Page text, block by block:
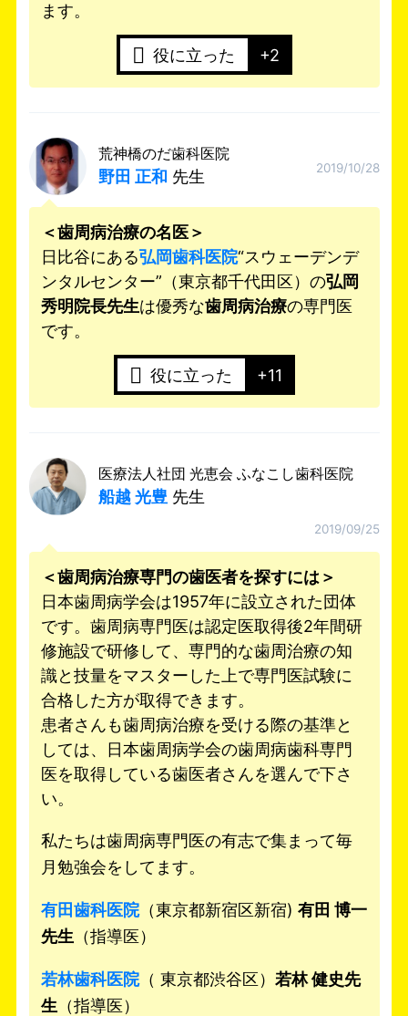
ます。
役に立った +2
荒神橋のだ歯科医院
野田 正和 先生 2019/10/28
＜歯周病治療の名医＞
日比谷にある弘岡歯科医院“スウェーデンデ
ンタルセンター”（東京都千代田区）の弘岡
秀明院長先生は優秀な歯周病治療の専門医
です。
役に立った +11
医療法人社団 光恵会 ふなこし歯科医院
船越 光豊 先生
2019/09/25
＜歯周病治療専門の歯医者を探すには＞
日本歯周病学会は1957年に設立された団体
です。歯周病専門医は認定医取得後2年間研
修施設で研修して、専門的な歯周治療の知
識と技量をマスターした上で専門医試験に
合格した方が取得できます。
患者さんも歯周病治療を受ける際の基準と
しては、日本歯周病学会の歯周病歯科専門
医を取得している歯医者さんを選んで下さ
い。
私たちは歯周病専門医の有志で集まって毎
月勉強会をしてます。
有田歯科医院（東京都新宿区新宿) 有田 博一
先生 （指導医）
若林歯科医院（ 東京都渋谷区） 若林 健史先
生 （指導医）